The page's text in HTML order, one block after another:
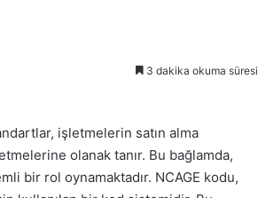
3 dakika okuma süresi
işletmelerin satın alma
olanak tanır. Bu bağlamda,
bir rol oynamaktadır. NCAGE kodu,